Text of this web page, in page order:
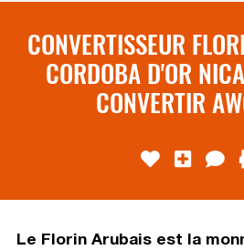
CONVERTISSEUR
CORDOBA D'OR
CONVERTIR
Le Florin Arubais est la